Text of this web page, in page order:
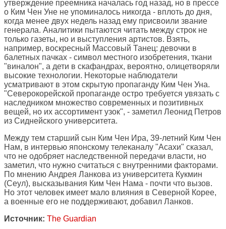
утверждение преемника началась год назад, но в прессе
о Ким Чен Уне не упоминалось никогда - вплоть до дня,
когда менее двух недель назад ему присвоили звание
генерала. Аналитики пытаются читать между строк не
только газеты, но и выступления артистов. Взять,
например, воскресный Массовый Танец: девочки в
балетных пачках - символ местного изобретения, ткани
"виналон", а дети в скафандрах, вероятно, олицетворяли
высокие технологии. Некоторые наблюдатели
усматривают в этом скрытую пропаганду Ким Чен Уна.
"Северокорейской пропаганде остро требуется увязать с
наследником множество современных и позитивных
вещей, но их ассортимент узок", - заметил Леонид Петров
из Сиднейского университета.
Между тем старший сын Ким Чен Ира, 39-летний Ким Чен
Нам, в интервью японскому телеканалу "Асахи" сказал,
что не одобряет наследственной передачи власти, но
заметил, что нужно считаться с внутренними факторами.
По мнению Андрея Ланкова из университета Кукмин
(Сеул), высказывания Ким Чен Нама - почти что вызов.
Но этот человек имеет мало влияния в Северной Корее,
а военные его не поддерживают, добавил Ланков.
Источник: The Guardian